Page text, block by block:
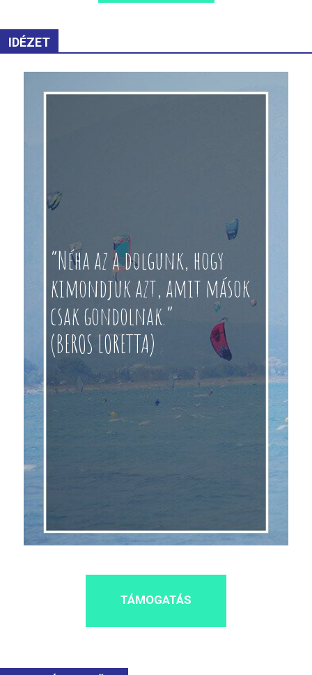
IDÉZET
“Néha az a dolgunk, hogy
kimondjuk azt, amit mások
csak gondolnak.”
(BEROS LORETTA)
TÁMOGATÁS